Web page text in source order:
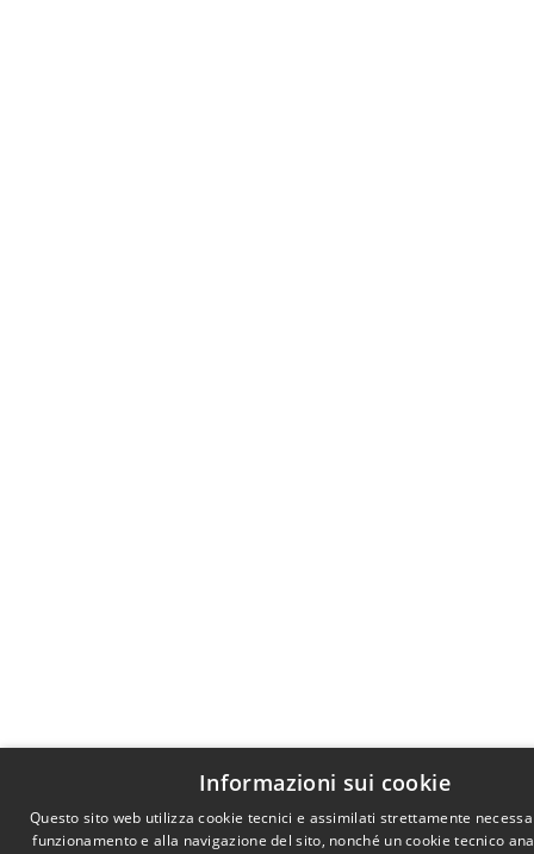
Informazioni sui cookie
Questo sito web utilizza cookie tecnici e assimilati strettamente
funzionamento e alla navigazione del sito, nonché un cookie tecnico